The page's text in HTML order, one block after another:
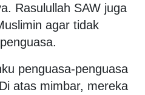
Rasulullah SAW juga
agar tidak
penguasa-penguasa
atas mimbar, mereka